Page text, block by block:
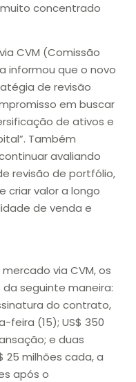
concentrado
CVM (Comissão
informou que o novo
de revisão
em buscar
de ativos e
Também
avaliando
revisão de portfólio,
criar valor a longo
de venda e
via CVM, os
seguinte maneira:
do contrato,
(15); US$ 350
e duas
25 milhões cada, a
após o